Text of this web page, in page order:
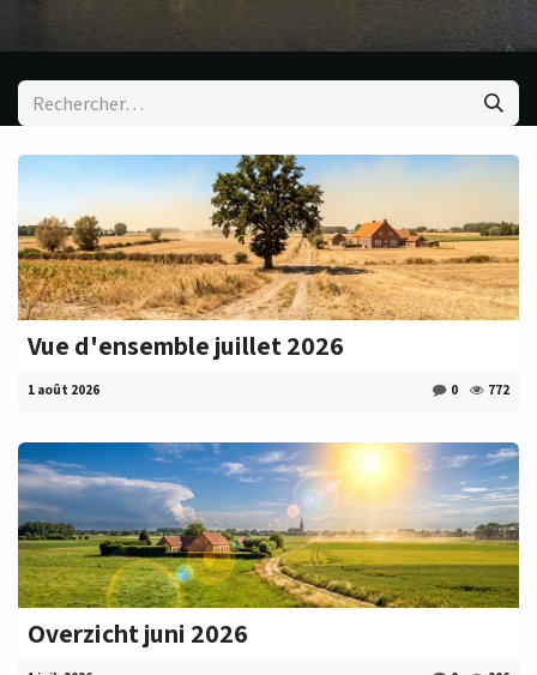
Vue d'ensemble juillet 2026
1 août 2026 0 772
Overzicht juni 2026